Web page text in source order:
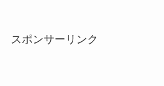
スポンサーリンク